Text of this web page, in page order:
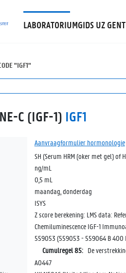
LABORATORIUMGIDS UZ GENT
"IGF1"
C (IGF-1) IGF1
Aanvraagformulier hormonologie
SH (Serum HRM (oker met gel) of
ng/mL
0,5 mL
maandag, donderdag
ISYS
Z score berekening: LMS data:
Chemiluminescence IGF-1
559053 (559053 - 559064 B 400
Cumulregel 85: De
A0447